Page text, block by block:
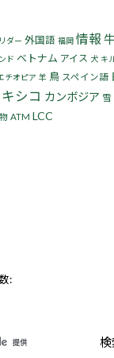
ダー 外国語 福岡 情報
ド ベトナム アイス 犬 キ
チオピア 羊 鳥 スペイン語
シコ カンボジア 雪
ATM LCC
: